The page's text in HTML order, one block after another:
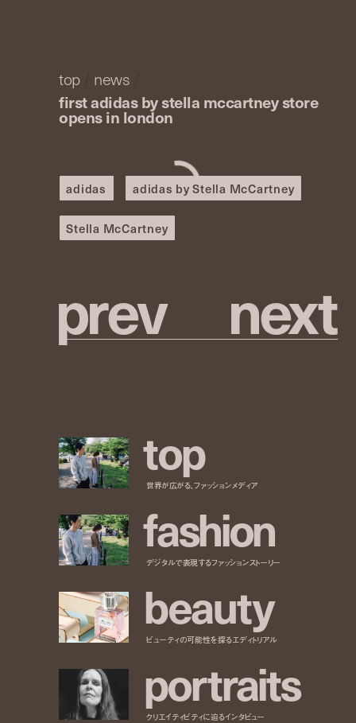
top/ news
first adidas by stella mccartney store
opens in london
adidas adidas by Stella McCartney
Stella McCartney
prev next
top
世界が広がる、ファッションメディア
fashion
デジタルで表現するファッションストーリー
beauty
ビューティの可能性を探るエディトリアル
portraits
クリエイティビティに迫るインタビュー